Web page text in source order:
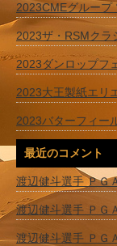
2023CMEグループ
2023ザ・RSMクラ
2023ダンロップ
2023大王製紙エリ
2023バターフィー
最近のコメント
渡辺健斗選手 ＰＧ
渡辺健斗選手 ＰＧ
渡辺健斗選手 ＰＧ